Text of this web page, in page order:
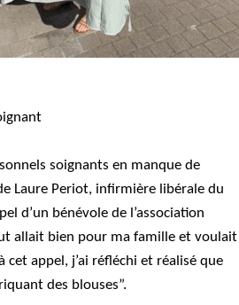
soignants en manque de
Laure Periot, infirmière libérale du
d’un bénévole de l’association
allait bien pour ma famille et voulait
cet appel, j’ai réfléchi et réalisé que
des blouses”.